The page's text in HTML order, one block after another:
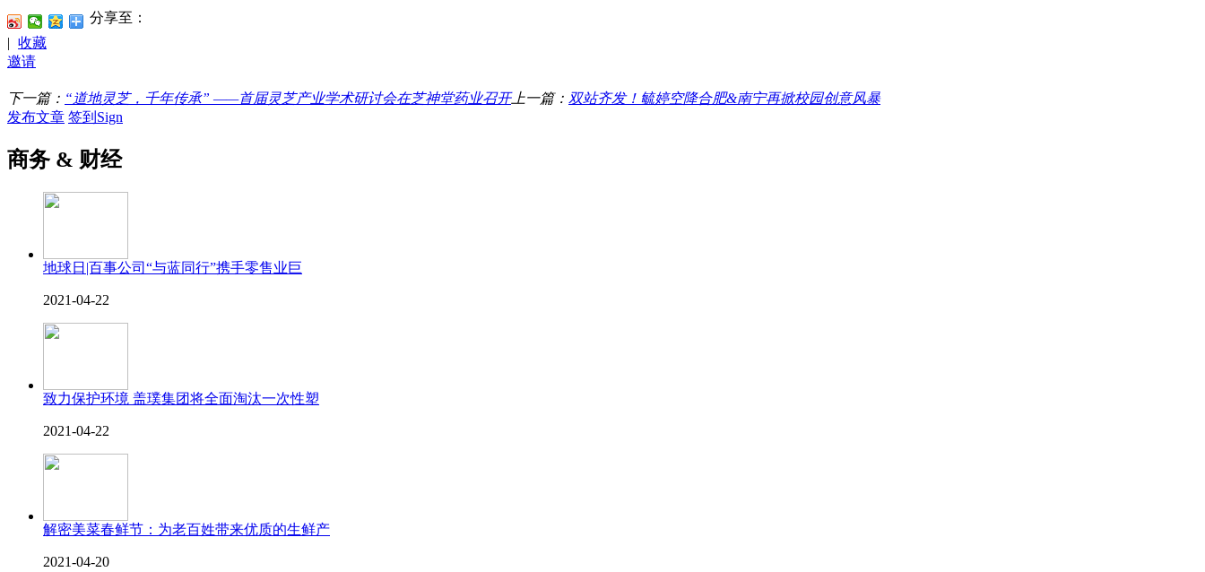
分享至：
| 收藏
邀请
下一篇： “道地灵芝，千年传承” ——首届灵芝产业学术研讨会在芝神堂药业召开上一篇： 双站齐发！毓婷空降合肥&南宁再掀校园创意风暴
发布文章 签到Sign
商务 & 财经
地球日|百事公司“与蓝同行”携手零售业巨
2021-04-22
致力保护环境 盖璞集团将全面淘汰一次性塑
2021-04-22
解密美菜春鲜节：为老百姓带来优质的生鲜产
2021-04-20